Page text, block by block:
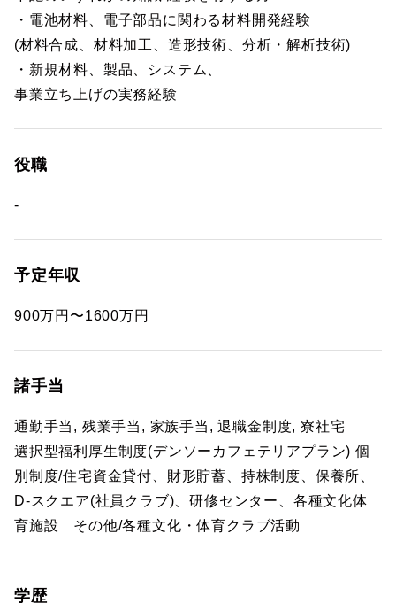
・電池材料、電子部品に関わる材料開発経験
(材料合成、材料加工、造形技術、分析・解析技術)
・新規材料、製品、システム、
事業立ち上げの実務経験
役職
-
予定年収
900万円〜1600万円
諸手当
通勤手当, 残業手当, 家族手当, 退職金制度, 寮社宅
選択型福利厚生制度(デンソーカフェテリアプラン) 個
別制度/住宅資金貸付、財形貯蓄、持株制度、保養所、
D-スクエア(社員クラブ)、研修センター、各種文化体
育施設 その他/各種文化・体育クラブ活動
学歴